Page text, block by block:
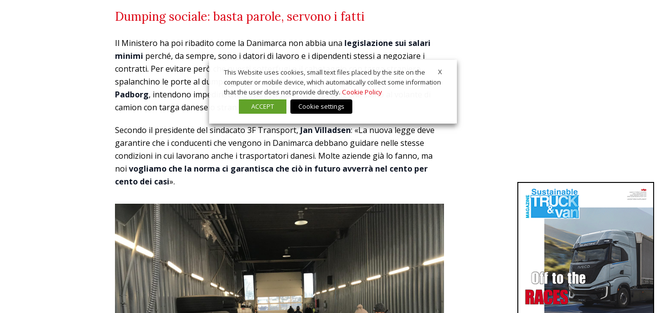
Dumping sociale: basta parole, servono i fatti
Il Ministero ha poi ribadito come la Danimarca non abbia una legislazione sui salari
minimi perché, da sempre, sono i datori di lavoro e i dipendenti stessi a negoziare i
contratti. Per evitare però che questi sotterfugi e il cabotaggio con targa straniera
spalanchino le porte al dumping sociale, politica e sindacato, attraverso ilcomitato
Padborg, intendono impedire che gli autisti siano sottopagati, che siano al volante di
camion con targa danese o straniera non importa.
Secondo il presidente del sindacato 3F Transport,Jan Villadsen: «La nuova legge deve
garantire che i conducenti che vengono in Danimarca debbano guidare nelle stesse
condizioni in cui lavorano anche i trasportatori danesi. Molte aziende già lo fanno, ma
noi vogliamo che la norma ci garantisca che ciò in futuro avverrà nel cento per
cento dei casi».
X
This Website uses cookies, small text files placed by the site on the
computer or mobile device, which automatically collect some information
that the user does not provide directly. Cookie Policy
ACCEPT
Cookie settings